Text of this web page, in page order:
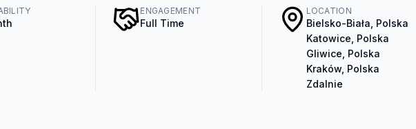
ENGAGEMENT
Full Time
LOCATION
Bielsko-Biała, Polska
Katowice, Polska
Gliwice, Polska
Kraków, Polska
Zdalnie